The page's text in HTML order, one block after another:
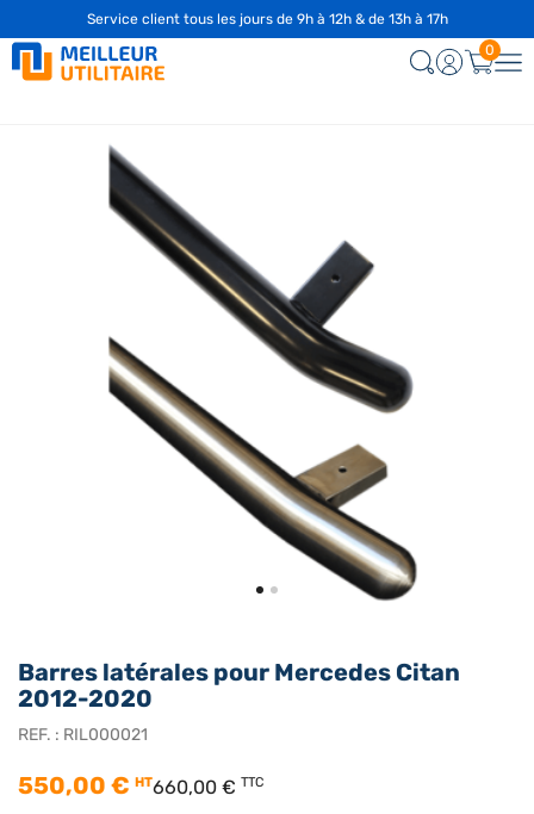
Barres latérales pour Mercedes Citan
2012-2020
REF. : RIL000021
550,00 € HT660,00 € TTC
Service client tous les jours de 9h à 12h & de 13h à 17h
0